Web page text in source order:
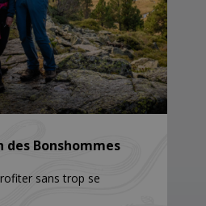
des Bonshommes
sans trop se